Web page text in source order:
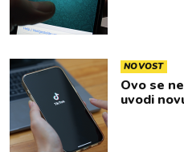
NOVOST
Ovo se
uvodi